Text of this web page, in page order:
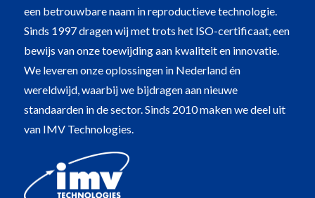
een betrouwbare naam in reproductieve technologie.
Sinds 1997 dragen wij met trots het ISO-certificaat, een
bewijs van onze toewijding aan kwaliteit en innovatie.
We leveren onze oplossingen in Nederland én
wereldwijd, waarbij we bijdragen aan nieuwe
standaarden in de sector. Sinds 2010 maken we deel uit
van IMV Technologies.